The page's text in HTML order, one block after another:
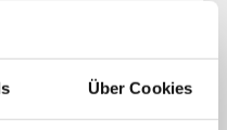
Über Cookies